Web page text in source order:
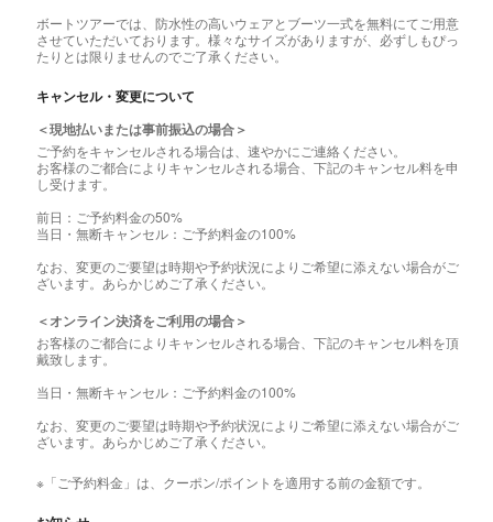
ボートツアーでは、防水性の高いウェアとブーツ一式を無料にてご用意
させていただいております。様々なサイズがありますが、必ずしもぴっ
たりとは限りませんのでご了承ください。
キャンセル・変更について
＜現地払いまたは事前振込の場合＞
ご予約をキャンセルされる場合は、速やかにご連絡ください。
お客様のご都合によりキャンセルされる場合、下記のキャンセル料を申
し受けます。
前日：ご予約料金の50%
当日・無断キャンセル：ご予約料金の100%
なお、変更のご要望は時期や予約状況によりご希望に添えない場合がご
ざいます。あらかじめご了承ください。
＜オンライン決済をご利用の場合＞
お客様のご都合によりキャンセルされる場合、下記のキャンセル料を頂
戴致します。
当日・無断キャンセル：ご予約料金の100%
なお、変更のご要望は時期や予約状況によりご希望に添えない場合がご
ざいます。あらかじめご了承ください。
※「ご予約料金」は、クーポン/ポイントを適用する前の金額です。